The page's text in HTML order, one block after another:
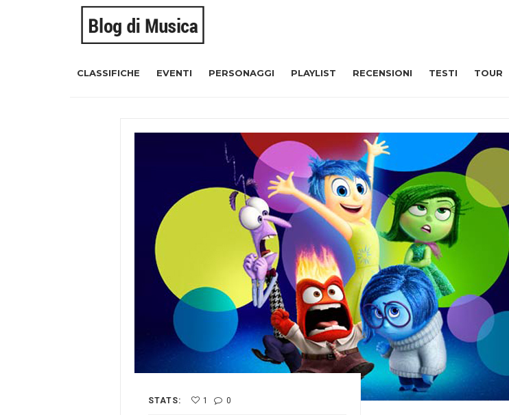
CLASSIFICHE EVENTI PERSONAGGI PLAYLIST RECENSIONI TESTI TOUR
STATS: 1 0